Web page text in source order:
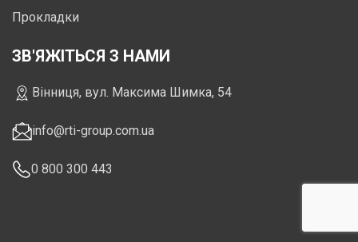
Прокладки
ЗВ'ЯЖІТЬСЯ З НАМИ
Вінниця, вул. Максима Шимка, 54
info@rti-group.com.ua
0 800 300 443